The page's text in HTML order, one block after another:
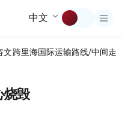
中文
文跨里海国际运输路线/中间走廊
烧毁